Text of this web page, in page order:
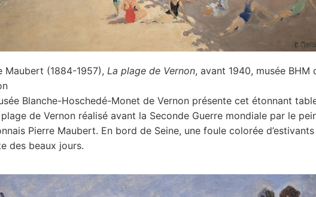
Maubert (1884-1957), La plage de Vernon, avant 1940, musée BHM
Blanche-Hoschedé-Monet de Vernon présente cet étonnant
de Vernon réalisé avant la Seconde Guerre mondiale par le
Pierre Maubert. En bord de Seine, une foule colorée d’estivants
des beaux jours.